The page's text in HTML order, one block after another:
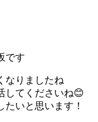
です
なりましたね
してくださいね😊
いと思います！